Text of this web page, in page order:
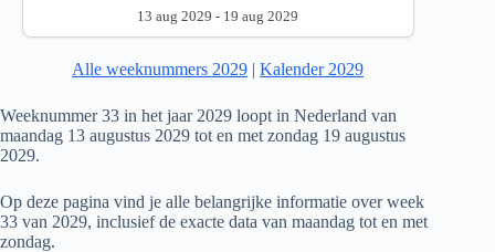
13 aug 2029 - 19 aug 2029
Alle weeknummers 2029 |Kalender 2029
Weeknummer 33 in het jaar 2029 loopt in Nederland van
maandag 13 augustus 2029 tot en met zondag 19 augustus
2029.
Op deze pagina vind je alle belangrijke informatie over week
33 van 2029, inclusief de exacte data van maandag tot en met
zondag.